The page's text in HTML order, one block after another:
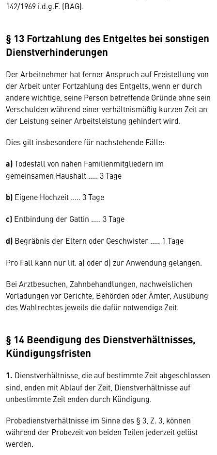
142/1969 i.d.g.F. (BAG).
§ 13 Fortzahlung des Entgeltes bei sonstigen
Dienstverhinderungen
Der Arbeitnehmer hat ferner Anspruch auf Freistellung von
der Arbeit unter Fortzahlung des Entgelts, wenn er durch
andere wichtige, seine Person betreffende Gründe ohne sein
Verschulden während einer verhältnismäßig kurzen Zeit an
der Leistung seiner Arbeitsleistung gehindert wird.
Dies gilt insbesondere für nachstehende Fälle:
a)Todesfall von nahen Familienmitgliedern im
gemeinsamen Haushalt ..... 3 Tage
b) Eigene Hochzeit ..... 3 Tage
c) Entbindung der Gattin ..... 3 Tage
d) Begräbnis der Eltern oder Geschwister ..... 1 Tage
Pro Fall kann nur lit. a) oder d) zur Anwendung gelangen.
Bei Arztbesuchen, Zahnbehandlungen, nachweislichen
Vorladungen vor Gerichte, Behörden oder Ämter, Ausübung
des Wahlrechtes jeweils die dafür notwendige Zeit.
§ 14 Beendigung des Dienstverhältnisses,
Kündigungsfristen
1. Dienstverhältnisse, die auf bestimmte Zeit abgeschlossen
sind, enden mit Ablauf der Zeit, Dienstverhältnisse auf
unbestimmte Zeit enden durch Kündigung.
Probedienstverhältnisse im Sinne des § 3, Z. 3, können
während der Probezeit von beiden Teilen jederzeit gelöst
werden.